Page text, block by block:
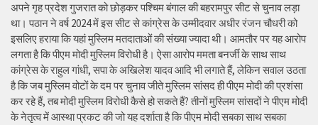
अपने गृह प्रदेश गुजरात को छोड़कर पश्चिम बंगाल की बहरामपुर सीट से चुनाव लड़ा
था। पठान ने वर्ष 2024 में इस सीट से कांग्रेस के उम्मीदवार अधीर रंजन चौधरी को
इसलिए हराया कि यहां मुस्लिम मतदाताओं की संख्या ज्यादा थी। आमतौर पर यह आरोप
लगता है कि पीएम मोदी मुस्लिम विरोधी है। ऐसा आरोप ममता बनर्जी के साथ साथ
कांग्रेस के राहुल गांधी, सपा के अखिलेश यादव आदि भी लगाते हैं, लेकिन सवाल उठता
है कि जब मुस्लिम वोटों के दम पर चुनाव जीते मुस्लिम सांसद ही पीएम मोदी की प्रशंसा
कर रहे हैं, तब मोदी मुस्लिम विरोधी कैसे हो सकते हैं? तीनों मुस्लिम सांसदों ने पीएम मोदी
के नेतृत्व में आस्था प्रकट की जो यह दर्शाता है कि पीएम मोदी सबका साथ सबका